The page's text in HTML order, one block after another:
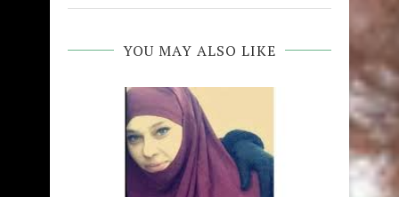
YOU MAY ALSO LIKE